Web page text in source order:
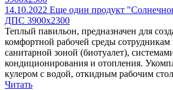
14.10.2022 Еще один продукт
ДПС 3900х2300
Теплый павильон, предназначен для
комфортной рабочей среды
санитарной зоной (биотуалет),
кондиционирования и отопления.
кулером с водой, откидным рабочим
Читать